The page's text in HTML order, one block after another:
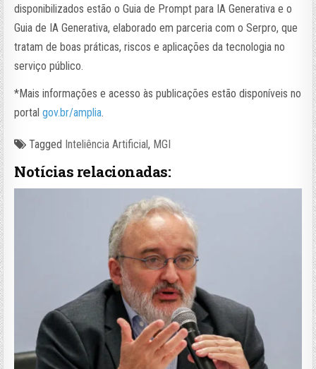
disponibilizados estão o Guia de Prompt para IA Generativa e o
Guia de IA Generativa, elaborado em parceria com o Serpro, que
tratam de boas práticas, riscos e aplicações da tecnologia no
serviço público.
*Mais informações e acesso às publicações estão disponíveis no
portal gov.br/amplia.
Tagged Inteliência Artificial, MGI
Notícias relacionadas: